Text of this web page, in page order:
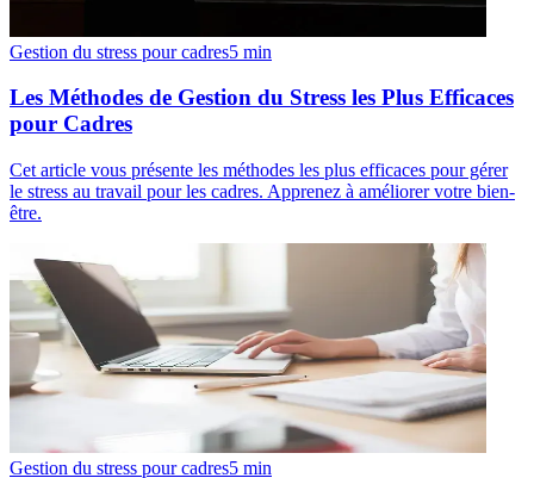
Gestion du stress pour cadres5 min
Les Méthodes de Gestion du Stress les Plus Efficaces
pour Cadres
Cet article vous présente les méthodes les plus efficaces pour gérer
le stress au travail pour les cadres. Apprenez à améliorer votre bien-
être.
Gestion du stress pour cadres5 min